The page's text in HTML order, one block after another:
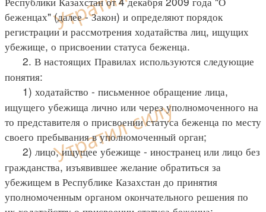
беженцах" (далее - Закон) и определяют порядок
регистрации и рассмотрения ходатайства лиц, ищущих
убежище, о присвоении статуса беженца.
2. В настоящих Правилах используются следующие
понятия:
1) ходатайство - письменное обращение лица,
ищущего убежища лично или через уполномоченного на
то представителя о присвоении статуса беженца по месту
своего пребывания в уполномоченный орган;
2) лицо, ищущее убежище - иностранец или лицо без
гражданства, изъявившее желание обратиться за
убежищем в Республике Казахстан до принятия
уполномоченным органом окончательного решения по